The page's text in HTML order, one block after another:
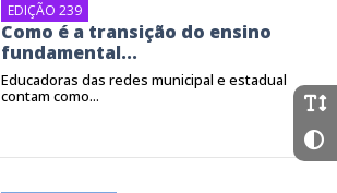
EDIÇÃO 239
Como é a transição do ensino
fundamental...
Educadoras das redes municipal e estadual
contam como...